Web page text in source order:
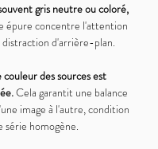
gris neutre ou coloré,
épure concentre l'attention
distraction d'arrière-plan.
des sources est
Cela garantit une balance
image à l'autre, condition
série homogène.